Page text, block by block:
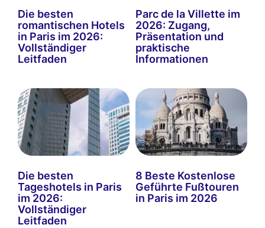
Die besten
romantischen Hotels
in Paris im 2026:
Vollständiger
Leitfaden
Parc de la Villette im
2026: Zugang,
Präsentation und
praktische
Informationen
Die besten
Tageshotels in Paris
im 2026:
Vollständiger
Leitfaden
8 Beste Kostenlose
Geführte Fußtouren
in Paris im 2026